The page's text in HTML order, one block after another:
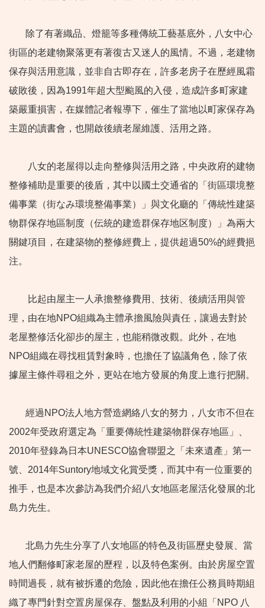
除了有著織品、燈籠等多種傳統工藝基底外，八女中心
街區的老建物聚落更有著復古又迷人的風情。不過，老建物
保存與活用意識，並非自古即存在，許多老房子在歷經風霜
破敗後，因為1991年超大型颱風的入侵，造成許多町家建
築嚴重損害，在媒體記者報導下，催生了當地以町家保存為
主題的讀書會，也開啟後續老屋維護、活用之路。
八女的老屋得以走向整修與活用之路，中央政府的建物
整修補助是重要的後盾，其中以國土交通省的「街區環境整
備事業（街なみ環境整備事業）」與文化廳的「傳統性建築
物群保存地區制度（伝統的建造群保存地区制度）」為兩大
關鍵項目，在建築物的整修經費上，提供超過50%的經費挹
注。
比起由屋主一人承擔整修費用、技術、後續活用與管
理，由在地NPO組織為主體承擔風險與責任，讓過去對於
老屋整修活化卻步的屋主，也能稍微改觀。此外，在地
NPO組織在尋找租賃對象時，也擔任了協議角色，除了依
據屋主條件尋租之外，更站在地方發展的角度上進行把關。
經過NPO法人地方營造網絡八女的努力，八女市不但在
2002年受政府選定為「重要傳統性建築物群保存地區」、
2010年登錄為日本UNESCO協會聯盟之「未來遺產」第一
號、2014年Suntory地域文化賞受獎，而其中有一位重要的
推手，也是本次參訪為我們介紹八女地區老屋活化發展的北
島力先生。
北島力先生分享了八女地區的特色及街區歷史發展、當
地人們翻修町家老屋的歷程，以及特色案例。由於房屋空置
時間過長，就有被拆遷的危險，因此他在擔任公務員時期組
織了專門針對空置房屋保存、盤點及利用的小組「NPO 八